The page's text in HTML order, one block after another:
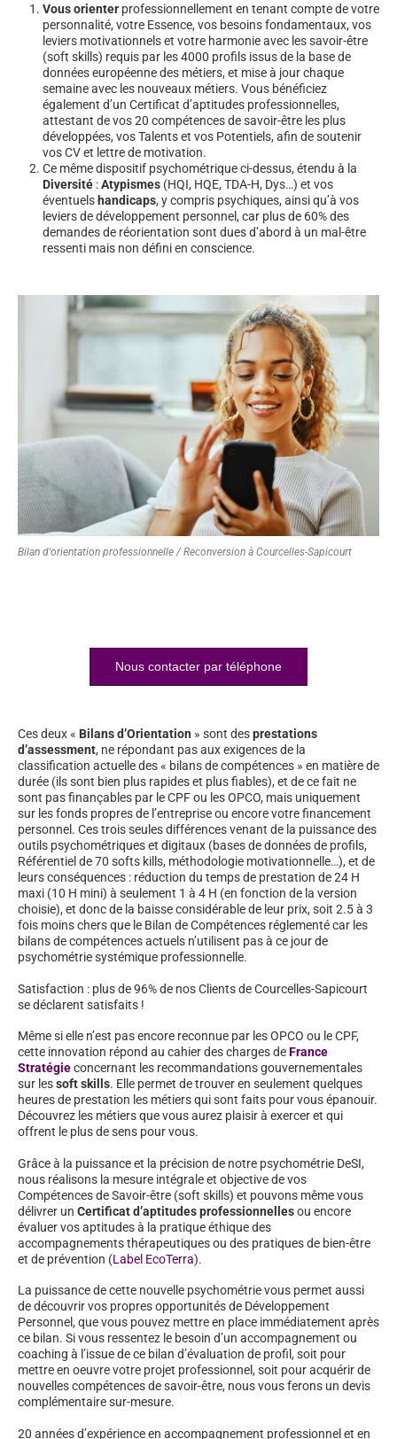
Vous orienter professionnellement en tenant compte de votre
personnalité, votre Essence, vos besoins fondamentaux, vos
leviers motivationnels et votre harmonie avec les savoir-être
(soft skills) requis par les 4000 profils issus de la base de
données européenne des métiers, et mise à jour chaque
semaine avec les nouveaux métiers. Vous bénéficiez
également d’un Certificat d’aptitudes professionnelles,
attestant de vos 20 compétences de savoir-être les plus
développées, vos Talents et vos Potentiels, afin de soutenir
vos CV et lettre de motivation.
Ce même dispositif psychométrique ci-dessus, étendu à la
Diversité :Atypismes (HQI, HQE, TDA-H, Dys…) et vos
éventuels handicaps, y compris psychiques, ainsi qu’à vos
leviers de développement personnel, car plus de 60% des
demandes de réorientation sont dues d’abord à un mal-être
ressenti mais non défini en conscience.
Bilan d'orientation professionnelle / Reconversion à Courcelles-Sapicourt
Nous contacter par téléphone
Ces deux « Bilans d’Orientation » sont desprestations
d’assessment, ne répondant pas aux exigences de la
classification actuelle des « bilans de compétences » en matière de
durée (ils sont bien plus rapides et plus fiables), et de ce fait ne
sont pas finançables par le CPF ou les OPCO, mais uniquement
sur les fonds propres de l’entreprise ou encore votre financement
personnel. Ces trois seules différences venant de la puissance des
outils psychométriques et digitaux (bases de données de profils,
Référentiel de 70 softs kills, méthodologie motivationnelle…), et de
leurs conséquences : réduction du temps de prestation de 24 H
maxi (10 H mini) à seulement 1 à 4 H (en fonction de la version
choisie), et donc de la baisse considérable de leur prix, soit 2.5 à 3
fois moins chers que le Bilan de Compétences réglementé car les
bilans de compétences actuels n’utilisent pas à ce jour de
psychométrie systémique professionnelle.
Satisfaction : plus de 96% de nos Clients de Courcelles-Sapicourt
se déclarent satisfaits !
Même si elle n’est pas encore reconnue par les OPCO ou le CPF,
cette innovation répond au cahier des charges deFrance
Stratégieconcernant les recommandations gouvernementales
sur lessoft skills. Elle permet de trouver en seulement quelques
heures de prestation les métiers qui sont faits pour vous épanouir.
Découvrez les métiers que vous aurez plaisir à exercer et qui
offrent le plus de sens pour vous.
Grâce à la puissance et la précision de notre psychométrie DeSI,
nous réalisons la mesure intégrale et objective de vos
Compétences de Savoir-être (soft skills) et pouvons même vous
délivrer un Certificat d’aptitudes professionnellesou encore
évaluer vos aptitudes à la pratique éthique des
accompagnements thérapeutiques ou des pratiques de bien-être
et de prévention (Label EcoTerra).
La puissance de cette nouvelle psychométrie vous permet aussi
de découvrir vos propres opportunités de Développement
Personnel, que vous pouvez mettre en place immédiatement après
ce bilan. Si vous ressentez le besoin d’un accompagnement ou
coaching à l’issue de ce bilan d’évaluation de profil, soit pour
mettre en oeuvre votre projet professionnel, soit pour acquérir de
nouvelles compétences de savoir-être, nous vous ferons un devis
complémentaire sur-mesure.
20 années d’expérience en accompagnement professionnel et en